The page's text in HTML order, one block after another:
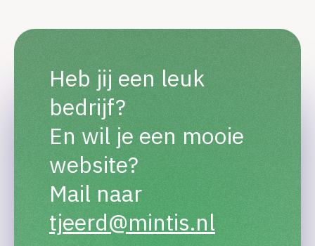
Heb jij een leuk
bedrijf?
En wil je een mooie
website?
Mail naar
tjeerd@mintis.nl